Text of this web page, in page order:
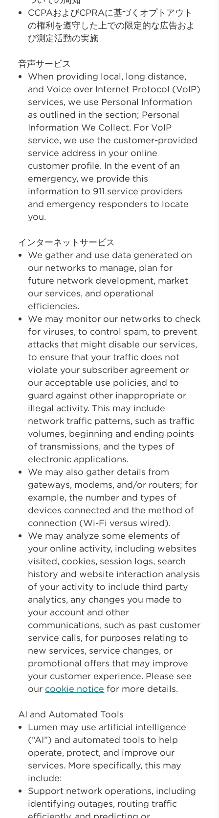
CCPAおよびCPRAに基づくオプトアウト
の権利を遵守した上での限定的な広告およ
び測定活動の実施
音声サービス
When providing local, long distance,
and Voice over Internet Protocol (VoIP)
services, we use Personal Information
as outlined in the section; Personal
Information We Collect. For VoIP
service, we use the customer-provided
service address in your online
customer profile. In the event of an
emergency, we provide this
information to 911 service providers
and emergency responders to locate
you.
インターネットサービス
We gather and use data generated on
our networks to manage, plan for
future network development, market
our services, and operational
efficiencies.
We may monitor our networks to check
for viruses, to control spam, to prevent
attacks that might disable our services,
to ensure that your traffic does not
violate your subscriber agreement or
our acceptable use policies, and to
guard against other inappropriate or
illegal activity. This may include
network traffic patterns, such as traffic
volumes, beginning and ending points
of transmissions, and the types of
electronic applications.
We may also gather details from
gateways, modems, and/or routers; for
example, the number and types of
devices connected and the method of
connection (Wi-Fi versus wired).
We may analyze some elements of
your online activity, including websites
visited, cookies, session logs, search
history and website interaction analysis
of your activity to include third party
analytics, any changes you made to
your account and other
communications, such as past customer
service calls, for purposes relating to
new services, service changes, or
promotional offers that may improve
your customer experience. Please see
our cookie notice for more details.
AI and Automated Tools
Lumen may use artificial intelligence
(“AI”) and automated tools to help
operate, protect, and improve our
services. More specifically, this may
include:
Support network operations, including
identifying outages, routing traffic